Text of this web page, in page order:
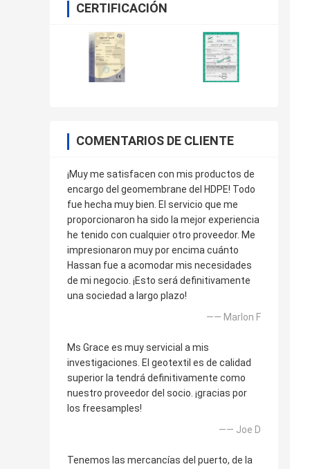
CERTIFICACIÓN
COMENTARIOS DE CLIENTE
¡Muy me satisfacen con mis productos de
encargo del geomembrane del HDPE! Todo
fue hecha muy bien. El servicio que me
proporcionaron ha sido la mejor experiencia
he tenido con cualquier otro proveedor. Me
impresionaron muy por encima cuánto
Hassan fue a acomodar mis necesidades
de mi negocio. ¡Esto será definitivamente
una sociedad a largo plazo!
—— Marlon F
Ms Grace es muy servicial a mis
investigaciones. El geotextil es de calidad
superior la tendrá definitivamente como
nuestro proveedor del socio. ¡gracias por
los freesamples!
—— Joe D
Tenemos las mercancías del puerto, de la